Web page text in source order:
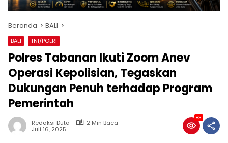
Beranda BALI
BALI TNI/POLRI
Polres Tabanan Ikuti Zoom Anev
Operasi Kepolisian, Tegaskan
Dukungan Penuh terhadap Program
Pemerintah
Redaksi Duta
2 Min Baca
Juli 16, 2025
83